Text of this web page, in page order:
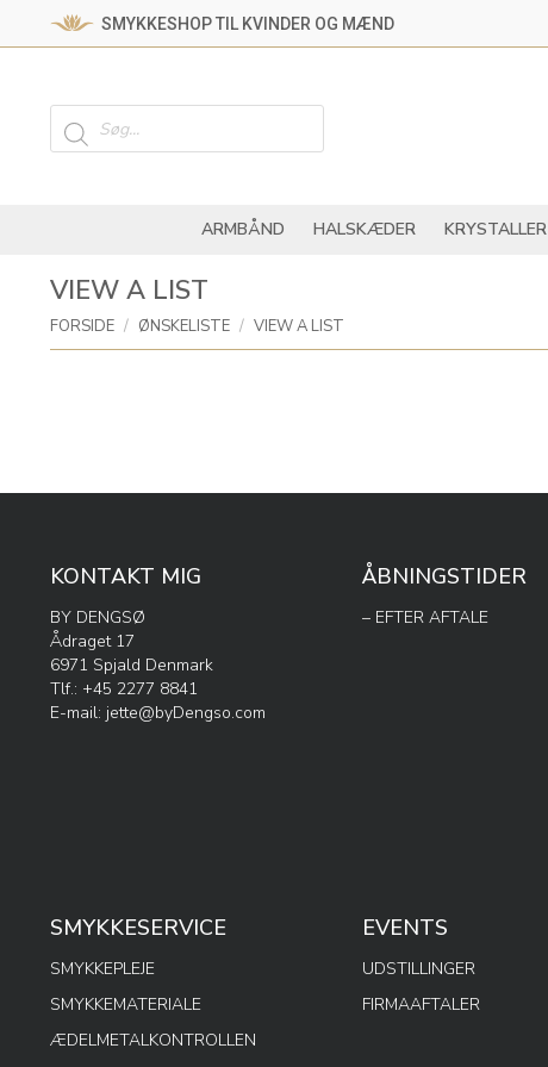
SMYKKESHOP TIL KVINDER OG MÆND
search
ARMBÅND HALSKÆDER KRYSTALLER
VIEW A LIST
You are here:
FORSIDE ØNSKELISTE VIEW A LIST
KONTAKT MIG
BY DENGSØ
Ådraget 17
6971 Spjald Denmark
Tlf.: +45 2277 8841
E-mail: jette@byDengso.com
ÅBNINGSTIDER
– EFTER AFTALE
SMYKKESERVICE
SMYKKEPLEJE
SMYKKEMATERIALE
ÆDELMETALKONTROLLEN
EVENTS
UDSTILLINGER
FIRMAAFTALER